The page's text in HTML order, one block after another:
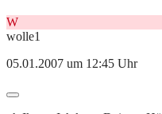
W
wolle1
05.01.2007 um 12:45 Uhr